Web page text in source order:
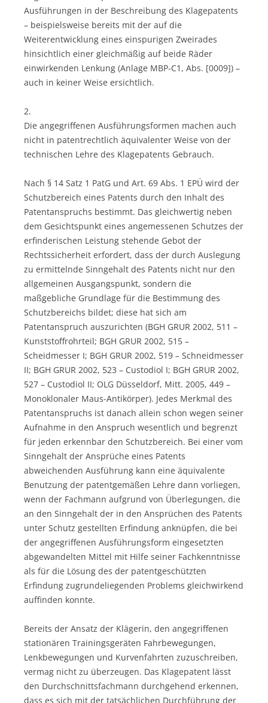
Ausführungen in der Beschreibung des Klagepatents
– beispielsweise bereits mit der auf die
Weiterentwicklung eines einspurigen Zweirades
hinsichtlich einer gleichmäßig auf beide Räder
einwirkenden Lenkung (Anlage MBP-C1, Abs. [0009]) –
auch in keiner Weise ersichtlich.
2.
Die angegriffenen Ausführungsformen machen auch
nicht in patentrechtlich äquivalenter Weise von der
technischen Lehre des Klagepatents Gebrauch.
Nach § 14 Satz 1 PatG und Art. 69 Abs. 1 EPÜ wird der
Schutzbereich eines Patents durch den Inhalt des
Patentanspruchs bestimmt. Das gleichwertig neben
dem Gesichtspunkt eines angemessenen Schutzes der
erfinderischen Leistung stehende Gebot der
Rechtssicherheit erfordert, dass der durch Auslegung
zu ermittelnde Sinngehalt des Patents nicht nur den
allgemeinen Ausgangspunkt, sondern die
maßgebliche Grundlage für die Bestimmung des
Schutzbereichs bildet; diese hat sich am
Patentanspruch auszurichten (BGH GRUR 2002, 511 –
Kunststoffrohrteil; BGH GRUR 2002, 515 –
Scheidmesser I; BGH GRUR 2002, 519 – Schneidmesser
II; BGH GRUR 2002, 523 – Custodiol I; BGH GRUR 2002,
527 – Custodiol II; OLG Düsseldorf, Mitt. 2005, 449 –
Monoklonaler Maus-Antikörper). Jedes Merkmal des
Patentanspruchs ist danach allein schon wegen seiner
Aufnahme in den Anspruch wesentlich und begrenzt
für jeden erkennbar den Schutzbereich. Bei einer vom
Sinngehalt der Ansprüche eines Patents
abweichenden Ausführung kann eine äquivalente
Benutzung der patentgemäßen Lehre dann vorliegen,
wenn der Fachmann aufgrund von Überlegungen, die
an den Sinngehalt der in den Ansprüchen des Patents
unter Schutz gestellten Erfindung anknüpfen, die bei
der angegriffenen Ausführungsform eingesetzten
abgewandelten Mittel mit Hilfe seiner Fachkenntnisse
als für die Lösung des der patentgeschützten
Erfindung zugrundeliegenden Problems gleichwirkend
auffinden konnte.
Bereits der Ansatz der Klägerin, den angegriffenen
stationären Trainingsgeräten Fahrbewegungen,
Lenkbewegungen und Kurvenfahrten zuzuschreiben,
vermag nicht zu überzeugen. Das Klagepatent lässt
den Durchschnittsfachmann durchgehend erkennen,
dass es sich mit der tatsächlichen Durchführung der